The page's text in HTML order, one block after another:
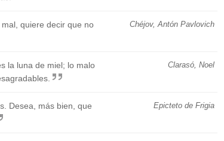
Chéjov, Antón Pavlovich
quiere decir que no
Clarasó, Noel
la luna de miel; lo malo
Epicteto de Frigia
Desea, más bien, que